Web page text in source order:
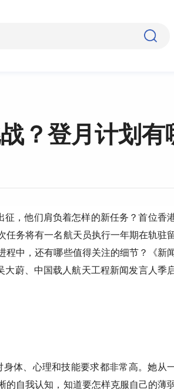
？登月计划
征，他们肩负着怎样的新任务？首位香
任务将有一名航天员执行一年期在轨驻
程中，还有哪些值得关注的细节？《新
蔚、中国载人航天工程新闻发言人季
体、心理和技能要求都非常高。她从
的自我认知，知道要怎样克服自己的薄